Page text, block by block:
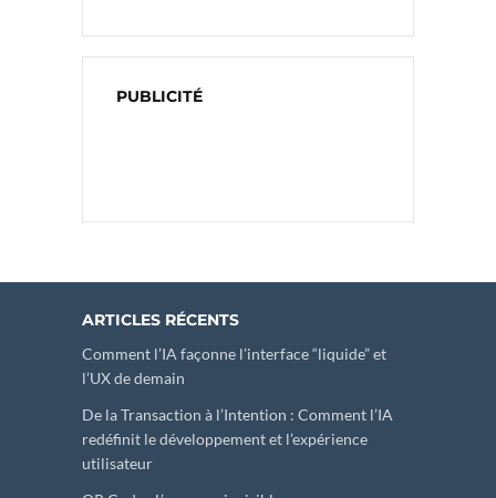
PUBLICITÉ
ARTICLES RÉCENTS
Comment l’IA façonne l’interface “liquide” et
l’UX de demain
De la Transaction à l’Intention : Comment l’IA
redéfinit le développement et l’expérience
utilisateur